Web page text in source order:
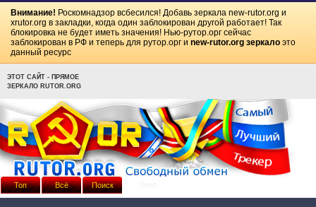
Внимание! Роскомнадзор всбесился! Добавь зеркала new-rutor.org и
xrutor.org в закладки, когда один заблокирован другой работает! Так
блокировка не будет иметь значения! Нью-рутор.орг сейчас
заблокирован в РФ и теперь для рутор.орг и new-rutor.org зеркало это
данный ресурс
ЭТОТ САЙТ - ПРЯМОЕ
ЗЕРКАЛО RUTOR.ORG